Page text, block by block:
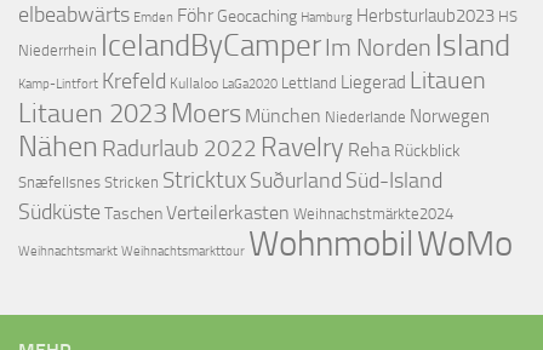
elbeabwärts Emden Föhr Geocaching Hamburg Herbsturlaub2023 HS
Niederrhein IcelandByCamperIm Norden Island
Kamp-Lintfort Krefeld Kullaloo LaGa2020 Lettland Liegerad Litauen
Litauen 2023 Moers München Niederlande Norwegen
Nähen Radurlaub 2022 Ravelry Reha Rückblick
Snæfellsnes Stricken StricktuxSuðurland Süd-Island
Südküste TaschenVerteilerkasten Weihnachstmärkte2024
Weihnachtsmarkt Weihnachtsmarkttour WohnmobilWoMo